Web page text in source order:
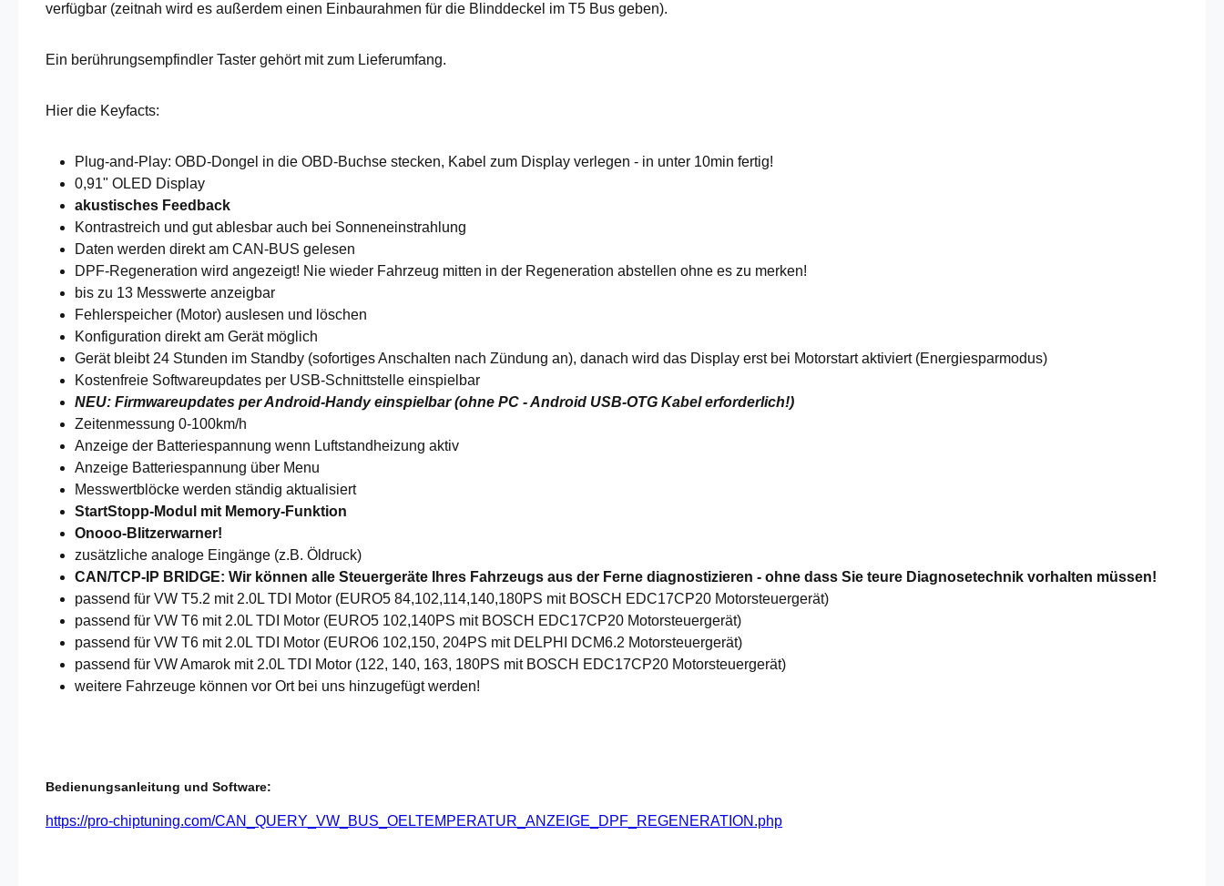
verfügbar (zeitnah wird es außerdem einen Einbaurahmen für die Blinddeckel im T5 Bus geben).
Ein berührungsempfindler Taster gehört mit zum Lieferumfang.
Hier die Keyfacts:
Plug-and-Play: OBD-Dongel in die OBD-Buchse stecken, Kabel zum Display verlegen - in unter 10min fertig!
0,91" OLED Display
akustisches Feedback
Kontrastreich und gut ablesbar auch bei Sonneneinstrahlung
Daten werden direkt am CAN-BUS gelesen
DPF-Regeneration wird angezeigt! Nie wieder Fahrzeug mitten in der Regeneration abstellen ohne es zu merken!
bis zu 13 Messwerte anzeigbar
Fehlerspeicher (Motor) auslesen und löschen
Konfiguration direkt am Gerät möglich
Gerät bleibt 24 Stunden im Standby (sofortiges Anschalten nach Zündung an), danach wird das Display erst bei Motorstart aktiviert (Energiesparmodus)
Kostenfreie Softwareupdates per USB-Schnittstelle einspielbar
NEU: Firmwareupdates per Android-Handy einspielbar (ohne PC - Android USB-OTG Kabel erforderlich!)
Zeitenmessung 0-100km/h
Anzeige der Batteriespannung wenn Luftstandheizung aktiv
Anzeige Batteriespannung über Menu
Messwertblöcke werden ständig aktualisiert
StartStopp-Modul mit Memory-Funktion
Onooo-Blitzerwarner!
zusätzliche analoge Eingänge (z.B. Öldruck)
CAN/TCP-IP BRIDGE: Wir können alle Steuergeräte Ihres Fahrzeugs aus der Ferne diagnostizieren - ohne dass Sie teure Diagnosetechnik vorhalten müssen!
passend für VW T5.2 mit 2.0L TDI Motor (EURO5 84,102,114,140,180PS mit BOSCH EDC17CP20 Motorsteuergerät)
passend für VW T6 mit 2.0L TDI Motor (EURO5 102,140PS mit BOSCH EDC17CP20 Motorsteuergerät)
passend für VW T6 mit 2.0L TDI Motor (EURO6 102,150, 204PS mit DELPHI DCM6.2 Motorsteuergerät)
passend für VW Amarok mit 2.0L TDI Motor (122, 140, 163, 180PS mit BOSCH EDC17CP20 Motorsteuergerät)
weitere Fahrzeuge können vor Ort bei uns hinzugefügt werden!
Bedienungsanleitung und Software:
https://pro-chiptuning.com/CAN_QUERY_VW_BUS_OELTEMPERATUR_ANZEIGE_DPF_REGENERATION.php